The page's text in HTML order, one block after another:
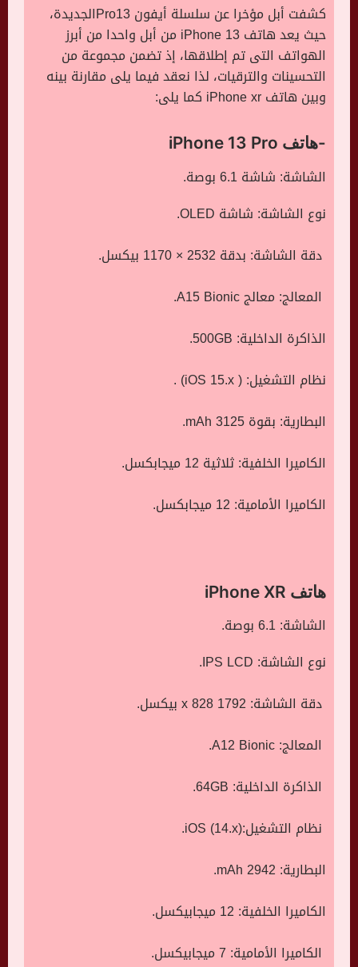
كشفت أبل مؤخرا عن سلسلة أيفون Pro13الجديدة،
حيث يعد هاتف iPhone 13 من أبل واحدا من أبرز
الهواتف التى تم إطلاقها، إذ تضمن مجموعة من
التحسينات والترقيات، لذا نعقد فيما يلى مقارنة بينه
وبين هاتف iPhone xr كما يلى:
-هاتف iPhone 13 Pro
الشاشة: شاشة 6.1 بوصة.
نوع الشاشة: شاشة OLED.
دقة الشاشة: بدقة 2532 × 1170 بيكسل.
المعالج: معالج A15 Bionic.
الذاكرة الداخلية: 500GB.
نظام التشغيل: ( iOS 15.x) .
البطارية: بقوة 3125 mAh.
الكاميرا الخلفية: ثلاثية 12 ميجابكسل.
الكاميرا الأمامية: 12 ميجابكسل.
هاتف iPhone XR
الشاشة: 6.1 بوصة.
نوع الشاشة: IPS LCD.
دقة الشاشة: 1792 x 828 بيكسل.
المعالج: A12 Bionic.
الذاكرة الداخلية: 64GB.
نظام التشغيل:iOS (14.x).
البطارية: 2942 mAh.
الكاميرا الخلفية: 12 ميجابيكسل.
الكاميرا الأمامية: 7 ميجابيكسل.